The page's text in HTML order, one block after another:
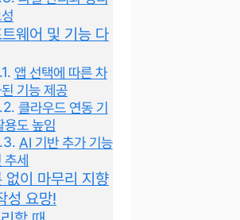
웨어 및 기능 다
앱 선택에 따른 차
기능 제공
클라우드 연동 기
용도 높임
AI 기반 추가 기능
추세
없이 마무리 지향
성 요망!